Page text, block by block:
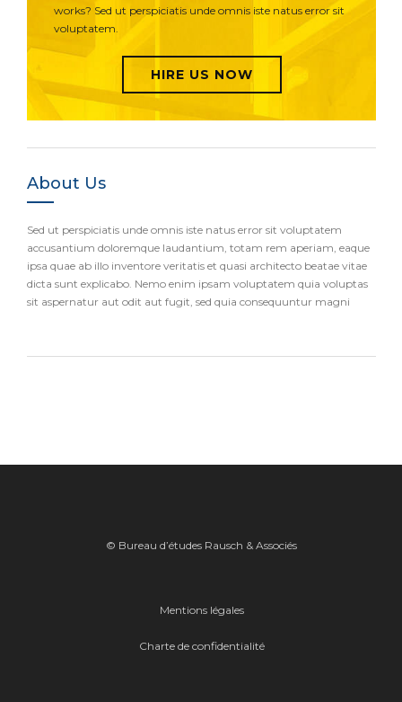
works? Sed ut perspiciatis unde omnis iste natus error sit
voluptatem.
HIRE US NOW
About Us
Sed ut perspiciatis unde omnis iste natus error sit voluptatem
accusantium doloremque laudantium, totam rem aperiam, eaque
ipsa quae ab illo inventore veritatis et quasi architecto beatae vitae
dicta sunt explicabo. Nemo enim ipsam voluptatem quia voluptas
sit aspernatur aut odit aut fugit, sed quia consequuntur magni
© Bureau d’études Rausch & Associés
Mentions légales
Charte de confidentialité